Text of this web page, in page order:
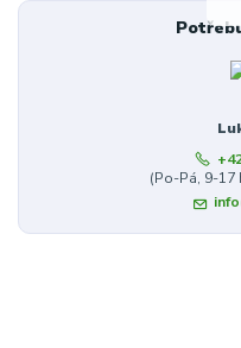
(Po-Pá, 9-17